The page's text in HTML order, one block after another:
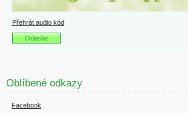
Přehrát audio kód
Oblíbené odkazy
Facebook